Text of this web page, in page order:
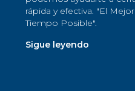
rápida y efectiva. "El
Tiempo Posible".
Sigue leyendo